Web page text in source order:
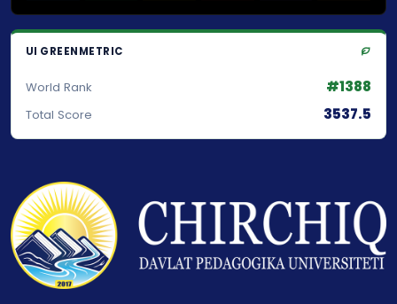
UI GREENMETRIC
World Rank #1388
Total Score 3537.5